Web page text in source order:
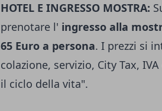
HOTEL E INGRESSO MOSTRA:
prenotare l' ingresso alla
65 Euro a persona. I prezzi si
colazione, servizio, City Tax,
il ciclo della vita".